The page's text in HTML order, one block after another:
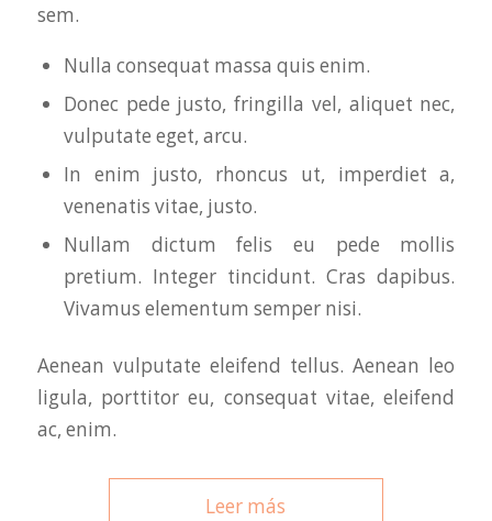
sem.
Nulla consequat massa quis enim.
Donec pede justo, fringilla vel, aliquet nec,
vulputate eget, arcu.
In enim justo, rhoncus ut, imperdiet a,
venenatis vitae, justo.
Nullam dictum felis eu pede mollis
pretium. Integer tincidunt. Cras dapibus.
Vivamus elementum semper nisi.
Aenean vulputate eleifend tellus. Aenean leo
ligula, porttitor eu, consequat vitae, eleifend
ac, enim.
Leer más